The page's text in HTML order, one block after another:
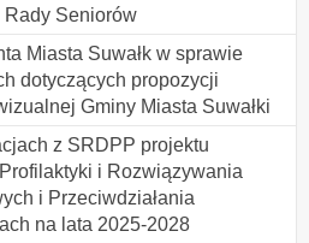
Rady Seniorów
Miasta Suwałk w sprawie
dotyczących propozycji
Gminy Miasta Suwałki
z SRDPP projektu
i Rozwiązywania
i Przeciwdziałania
na lata 2025-2028